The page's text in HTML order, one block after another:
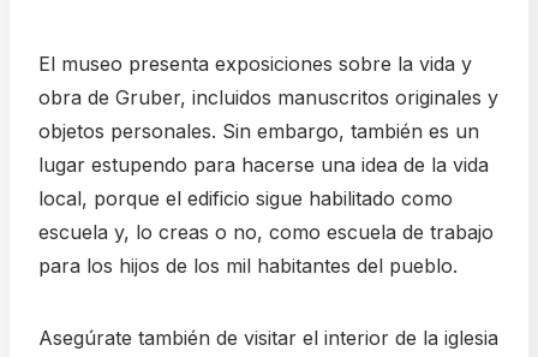
El museo presenta exposiciones sobre la vida y
obra de Gruber, incluidos manuscritos originales y
objetos personales. Sin embargo, también es un
lugar estupendo para hacerse una idea de la vida
local, porque el edificio sigue habilitado como
escuela y, lo creas o no, como escuela de trabajo
para los hijos de los mil habitantes del pueblo.
Asegúrate también de visitar el interior de la iglesia